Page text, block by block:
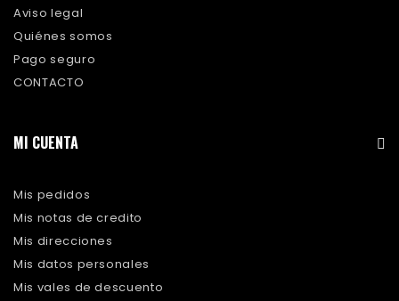
Aviso legal
Quiénes somos
Pago seguro
CONTACTO
MI CUENTA
Mis pedidos
Mis notas de credito
Mis direcciones
Mis datos personales
Mis vales de descuento